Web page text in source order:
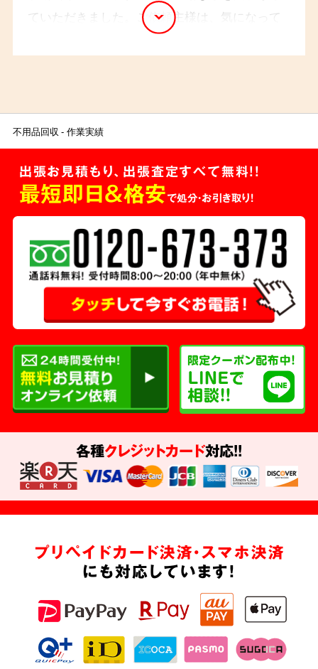
ていただきました。ご依頼主様は、気になって
いたが、なかなか片付けることができなかった
そうで、すっきりとしたお庭をご覧になり、大
不用品回収 作業実績
出張お見積もり、出張査定すべて無料!!
最短即日＆格安で処分・お引き取り！
各種クレジットカード対応!!
プリペイドカード決済・スマホ決済
にも対応しています!